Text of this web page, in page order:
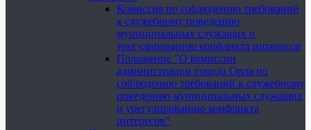
Комиссия по соблюдению требований
к служебному поведению
муниципальных служащих и
урегулированию конфликта интересов
Положение "О комиссии
администрации города Орла по
соблюдению требований к служебному
поведению муниципальных служащих
и урегулированию конфликта
интересов"